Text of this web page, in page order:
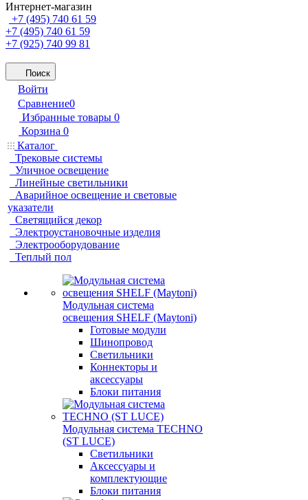
Интернет-магазин
+7 (495) 740 61 59
+7 (495) 740 61 59
+7 (925) 740 99 81
Поиск
Войти
Сравнение0
Избранные товары 0
Корзина 0
Каталог
Трековые системы
Уличное освещение
Линейные светильники
Аварийное освещение и световые
указатели
Светящийся декор
Электроустановочные изделия
Электрооборудование
Теплый пол
Модульная система
освещения SHELF (Maytoni)
Готовые модули
Шинопровод
Светильники
Коннекторы и
аксессуары
Блоки питания
Модульная система TECHNO
(ST LUCE)
Светильники
Аксессуары и
комплектующие
Блоки питания